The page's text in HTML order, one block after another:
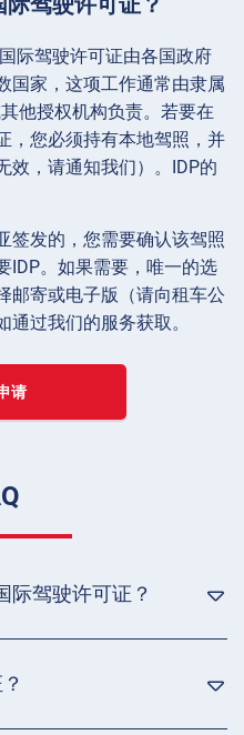
际驾驶许可证由各国政府
国家，这项工作通常由隶属
他授权机构负责。若要在
，您必须持有本地驾照，并
效，请通知我们）。IDP的
签发的，您需要确认该驾照
IDP。如果需要，唯一的选
邮寄或电子版（请向租车公
过我们的服务获取。
请
际驾驶许可证？